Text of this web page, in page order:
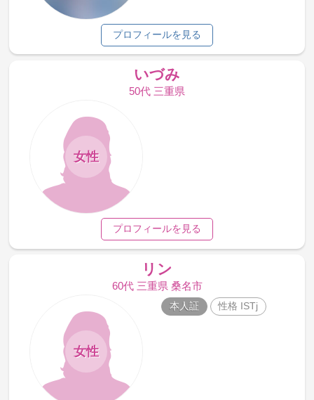
プロフィールを見る
いづみ
50代 三重県
女性
プロフィールを見る
リン
60代 三重県 桑名市
女性
本人証 性格 ISTj